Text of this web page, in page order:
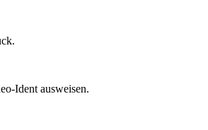
Ident ausweisen.